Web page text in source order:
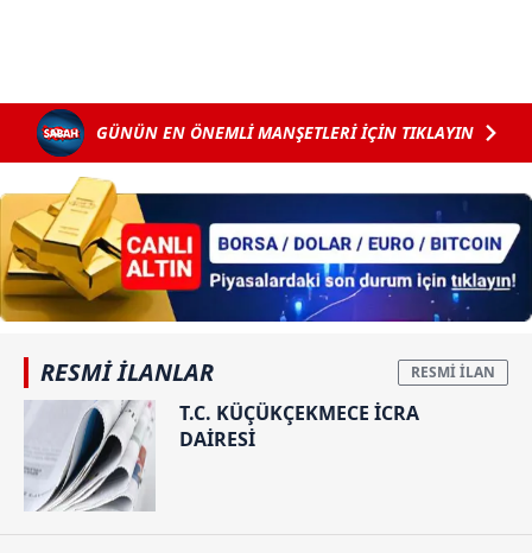
GÜNÜN EN ÖNEMLİ MANŞETLERİ İÇİN TIKLAYIN
RESMİ İLANLAR
T.C. KÜÇÜKÇEKMECE İCRA
DAİRESİ